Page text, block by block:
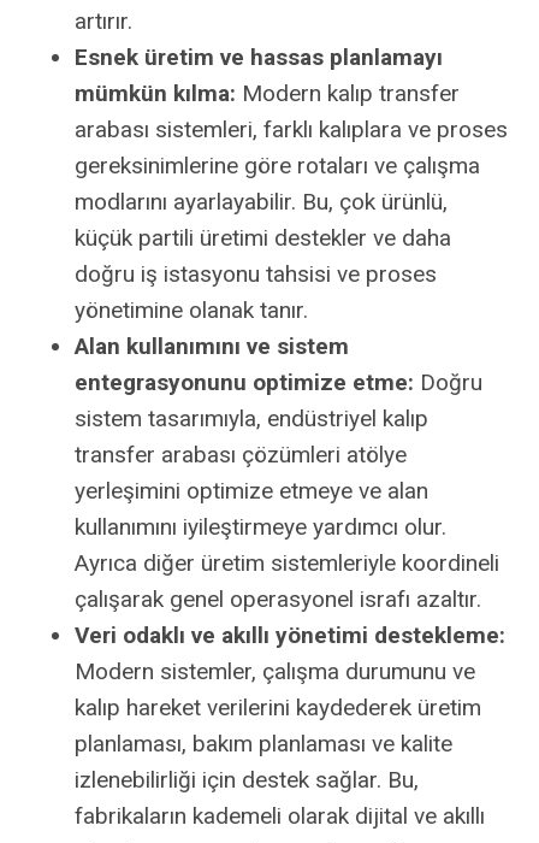
artırır.
Esnek üretim ve hassas planlamayı
mümkün kılma: Modern kalıp transfer
arabası sistemleri, farklı kalıplara ve proses
gereksinimlerine göre rotaları ve çalışma
modlarını ayarlayabilir. Bu, çok ürünlü,
küçük partili üretimi destekler ve daha
doğru iş istasyonu tahsisi ve proses
yönetimine olanak tanır.
Alan kullanımını ve sistem
entegrasyonunu optimize etme: Doğru
sistem tasarımıyla, endüstriyel kalıp
transfer arabası çözümleri atölye
yerleşimini optimize etmeye ve alan
kullanımını iyileştirmeye yardımcı olur.
Ayrıca diğer üretim sistemleriyle koordineli
çalışarak genel operasyonel israfı azaltır.
Veri odaklı ve akıllı yönetimi destekleme:
Modern sistemler, çalışma durumunu ve
kalıp hareket verilerini kaydederek üretim
planlaması, bakım planlaması ve kalite
izlenebilirliği için destek sağlar. Bu,
fabrikaların kademeli olarak dijital ve akıllı